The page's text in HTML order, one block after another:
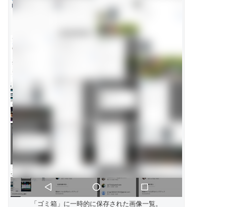
「ゴミ箱」に一時的に保存された画像一覧。